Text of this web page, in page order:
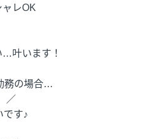
レOK
…叶います！
務の場合…
／
です♪